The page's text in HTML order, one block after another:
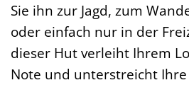
Sie ihn zur Jagd, zum
oder einfach nur in der
dieser Hut verleiht Ihrem
Note und unterstreicht